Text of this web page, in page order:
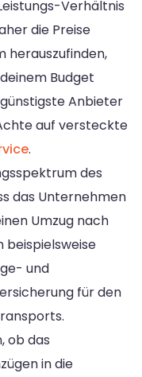
Verhältnis
die Preise
herauszufinden,
Budget
Anbieter
auf versteckte
.
des
das Unternehmen
Umzug nach
beispielsweise
und
für den
ob das
in die